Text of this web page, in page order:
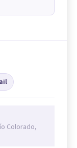
Colorado,